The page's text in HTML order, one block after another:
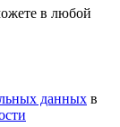
в любой
данных в